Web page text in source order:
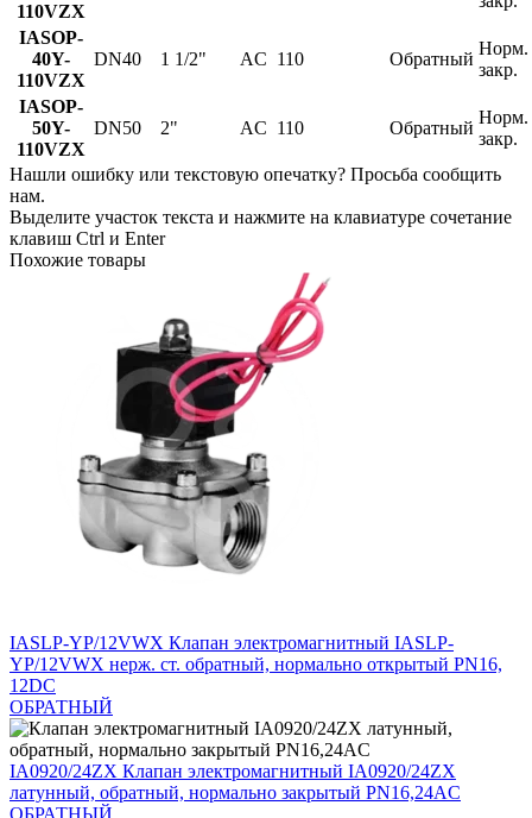
110VZX
IASOP-
40Y-
110VZX
DN40 1 1/2" AC 110 Обратный
Норм.
закр.
IASOP-
50Y-
110VZX
DN50 2" AC 110 Обратный
Норм.
закр.
Нашли ошибку или текстовую опечатку? Просьба сообщить
нам.
Выделите участок текста и нажмите на клавиатуре сочетание
клавиш Ctrl и Enter
Похожие товары
IASLP-YP/12VWX Клапан электромагнитный IASLP-
YP/12VWX нерж. ст. обратный, нормально открытый PN16,
12DC
ОБРАТНЫЙ
IA0920/24ZX Клапан электромагнитный IA0920/24ZX
латунный, обратный, нормально закрытый PN16,24AC
ОБРАТНЫЙ